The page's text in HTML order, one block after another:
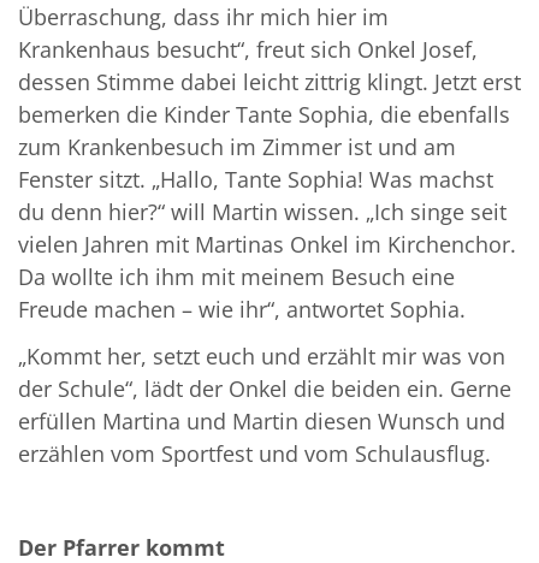
Überraschung, dass ihr mich hier im
Krankenhaus besucht“, freut sich Onkel Josef,
dessen Stimme dabei leicht zittrig klingt. Jetzt erst
bemerken die Kinder Tante Sophia, die ebenfalls
zum Krankenbesuch im Zimmer ist und am
Fenster sitzt. „Hallo, Tante Sophia! Was machst
du denn hier?“ will Martin wissen. „Ich singe seit
vielen Jahren mit Martinas Onkel im Kirchenchor.
Da wollte ich ihm mit meinem Besuch eine
Freude machen – wie ihr“, antwortet Sophia.
„Kommt her, setzt euch und erzählt mir was von
der Schule“, lädt der Onkel die beiden ein. Gerne
erfüllen Martina und Martin diesen Wunsch und
erzählen vom Sportfest und vom Schulausflug.
Der Pfarrer kommt